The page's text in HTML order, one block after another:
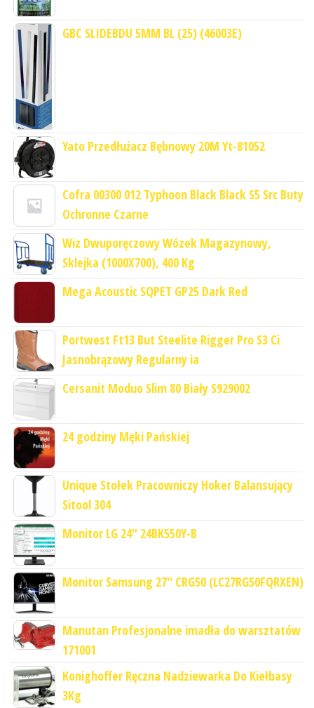
GBC SLIDEBDU 5MM BL (25) (46003E)
Yato Przedłużacz Bębnowy 20M Yt-81052
Cofra 00300 012 Typhoon Black Black S5 Src Buty
Ochronne Czarne
Wiz Dwuporęczowy Wózek Magazynowy,
Sklejka (1000X700), 400 Kg
Mega Acoustic SQPET GP25 Dark Red
Portwest Ft13 But Steelite Rigger Pro S3 Ci
Jasnobrązowy Regularny ia
Cersanit Moduo Slim 80 Biały S929002
24 godziny Męki Pańskiej
Unique Stołek Pracowniczy Hoker Balansujący
Sitool 304
Monitor LG 24" 24BK550Y-B
Monitor Samsung 27'' CRG50 (LC27RG50FQRXEN)
Manutan Profesjonalne imadła do warsztatów
171001
Konighoffer Ręczna Nadziewarka Do Kiełbasy
3Kg